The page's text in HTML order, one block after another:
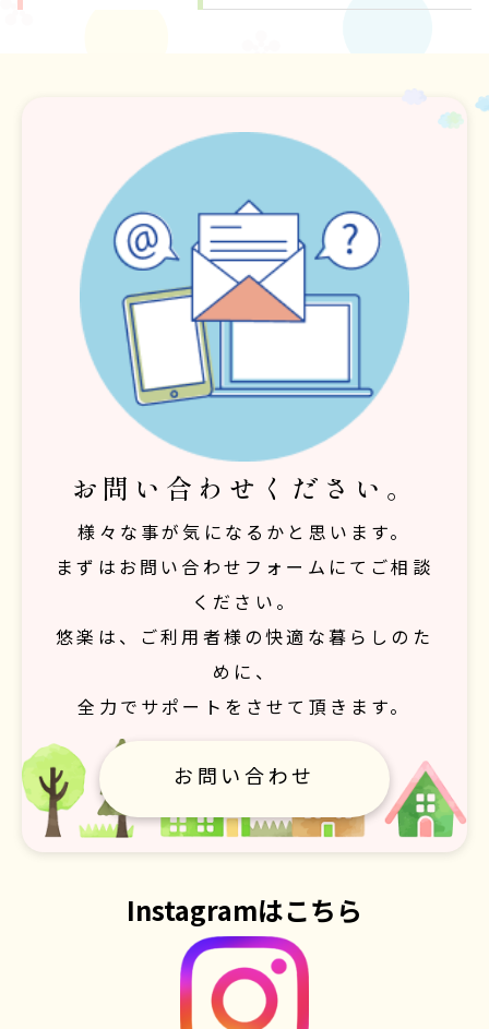
お問い合わせください。
様々な事が気になるかと思います。
まずはお問い合わせフォームにてご相談
ください。
悠楽は、ご利用者様の快適な暮らしのた
めに、
全力でサポートをさせて頂きます。
お問い合わせ
Instagramはこちら